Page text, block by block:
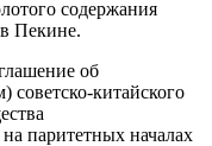
содержания
Пекине.
об
советско-китайского
паритетных началах